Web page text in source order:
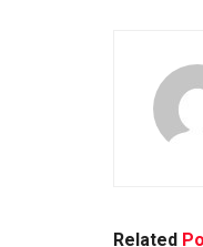
Related